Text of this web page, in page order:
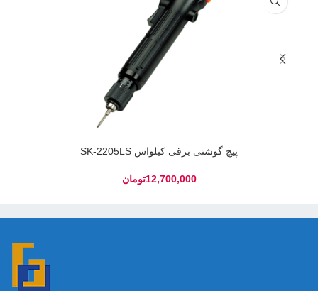
پیچ گوشتی برقی کیلواس SK-2205LS
تومان